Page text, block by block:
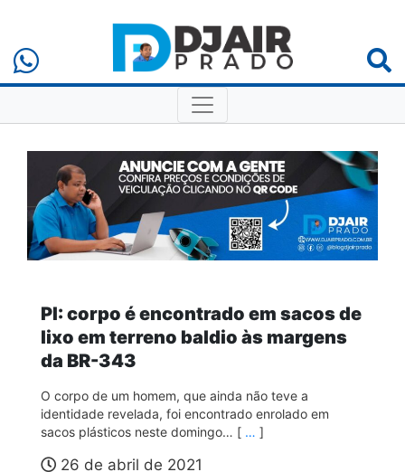
PI: corpo é encontrado em sacos de
lixo em terreno baldio às margens
da BR-343
O corpo de um homem, que ainda não teve a
identidade revelada, foi encontrado enrolado em
sacos plásticos neste domingo… [ … ]
26 de abril de 2021